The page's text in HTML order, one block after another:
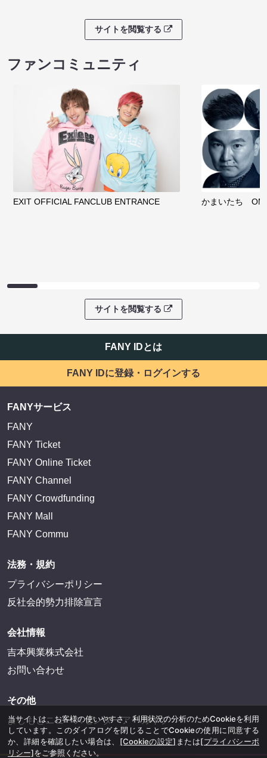
サイトを閲覧する
ファンコミュニティ
EXIT OFFICIAL FANCLUB ENTRANCE かまいたち
サイトを閲覧する
FANY IDとは
FANY IDに登録・ログインする
FANYサービス
FANY
FANY Ticket
FANY Online Ticket
FANY Channel
FANY Crowdfunding
FANY Mall
FANY Commu
法務・規約
プライバシーポリシー
反社会的勢力排除宣言
会社情報
吉本興業株式会社
お問い合わせ
その他
よしもとニュースセンターアーカイブ
当サイトは、お客様の使いやすさ、利用状況の分析のためCookieを利用
しています。このダイアログを閉じることでCookieの使用に同意する
か、詳細を確認したい場合は、 [Cookieの設定] または[プライバシーポ
リシー]をご参照ください。